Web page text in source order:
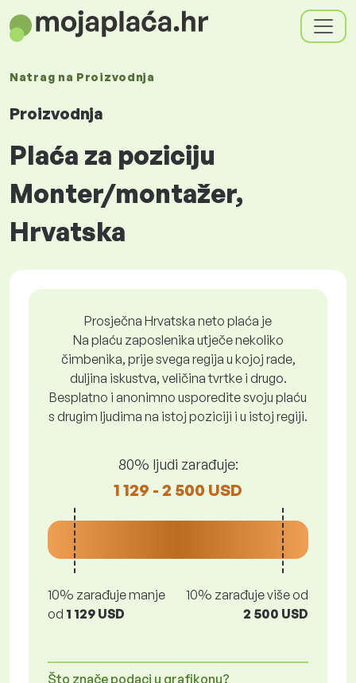
Natrag na Proizvodnja
Proizvodnja
Plaća za poziciju
Monter/montažer,
Hrvatska
Prosječna Hrvatska neto plaća je
Na plaću zaposlenika utječe nekoliko
čimbenika, prije svega regija u kojoj rade,
duljina iskustva, veličina tvrtke i drugo.
Besplatno i anonimno usporedite svoju plaću
s drugim ljudima na istoj poziciji i u istoj regiji.
80% ljudi zarađuje:
1 129 - 2 500 USD
10% zarađuje manje
od 1 129 USD
10% zarađuje više od
2 500 USD
Što znače podaci u grafikonu?